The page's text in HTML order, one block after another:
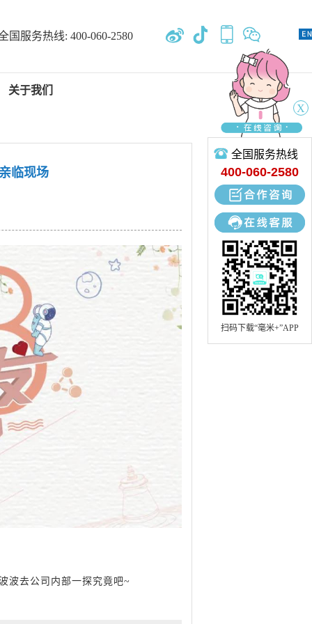
国服务热线: 400-060-2580
关于我们
临现场
波去公司内部一探究竟吧~
X
全国服务热线
400-060-2580
扫码下载“毫米+”APP